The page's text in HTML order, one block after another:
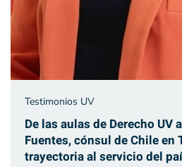
Testimonios UV
De las aulas de Derecho UV
Fuentes, cónsul de Chile en
trayectoria al servicio del